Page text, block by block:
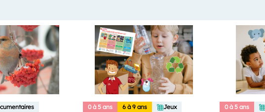
0 à 5 ans 6 à 9 ans Jeux 0 à 5 ans